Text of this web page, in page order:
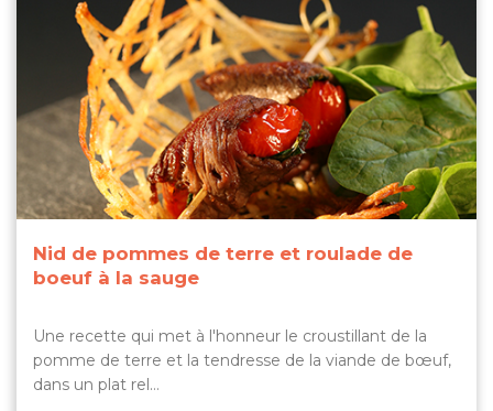
Nid de pommes de terre et roulade de
boeuf à la sauge
Une recette qui met à l'honneur le croustillant de la
pomme de terre et la tendresse de la viande de bœuf,
dans un plat rel…